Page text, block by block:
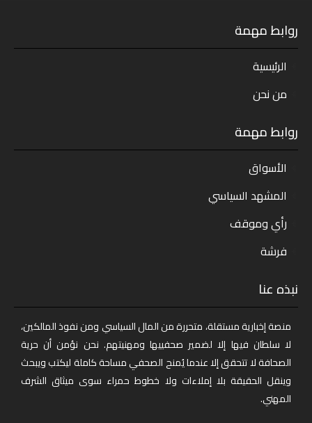
روابط مهمة
الرئيسية
من نحن
روابط مهمة
الأسواق
المشهد السياسي
رأي وموقف
فرشة
نبذه عنا
منصة إخبارية مستقلة، متحررة من المال السياسي ومن نفوذ المالكين،
لا سلطان فيها إلا لضمير صحفييها ومهنيتهم. نحن نؤمن أن حرية
الصحافة لا تتحقق إلا عندما يُمنح الصحفي مساحة كاملة ليكتب ويبحث
وينقل الحقيقة بلا إملاءات ولا خطوط حمراء سوى ميثاق الشرف
المهني.